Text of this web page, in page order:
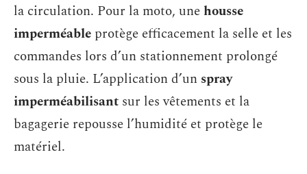
la circulation. Pour la moto, unehousse
imperméable protège efficacement la selle et les
commandes lors d’un stationnement prolongé
sous la pluie. L’application d’un spray
imperméabilisant sur les vêtements et la
bagagerie repousse l’humidité et protège le
matériel.